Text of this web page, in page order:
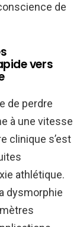
de
vers
de perdre
à une vitesse
clinique s’est
athlétique.
dysmorphie